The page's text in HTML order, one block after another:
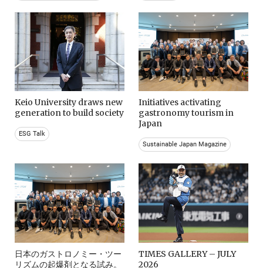
Keio University draws new
generation to build society
ESG Talk
Initiatives activating
gastronomy tourism in
Japan
Sustainable Japan Magazine
日本のガストロノミー・ツー
リズムの起爆剤となる試み。
TIMES GALLERY – JULY
2026